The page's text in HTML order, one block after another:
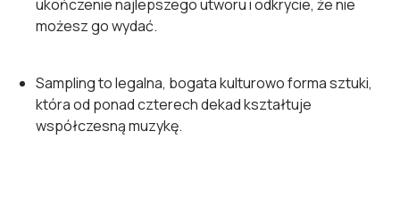
ukończenie najlepszego utworu i odkrycie, że nie
możesz go wydać.
Sampling to legalna, bogata kulturowo forma sztuki,
która od ponad czterech dekad kształtuje
współczesną muzykę.